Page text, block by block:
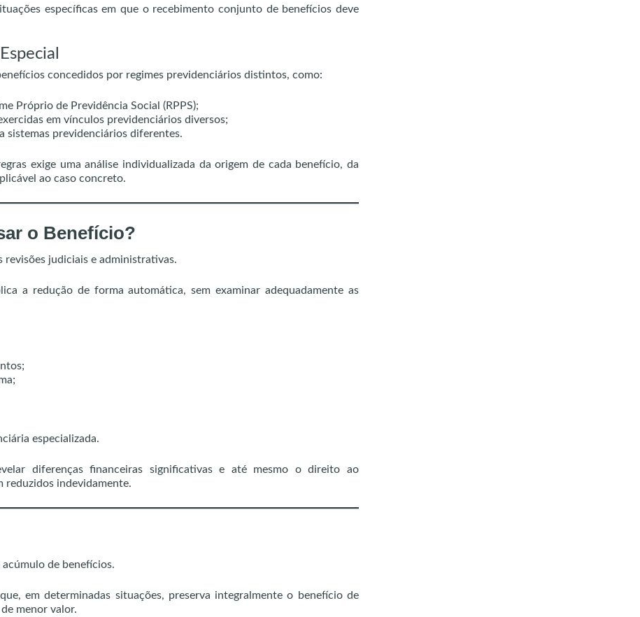
específicas em que o recebimento conjunto de benefícios deve
concedidos por regimes previdenciários distintos, como:
Próprio de Previdência Social (RPPS);
em vínculos previdenciários diversos;
sistemas previdenciários diferentes.
exige uma análise individualizada da origem de cada benefício, da
ao caso concreto.
o Benefício?
revisões judiciais e administrativas.
a redução de forma automática, sem examinar adequadamente as
especializada.
diferenças financeiras significativas e até mesmo o direito ao
reduzidos indevidamente.
de benefícios.
em determinadas situações, preserva integralmente o benefício de
menor valor.